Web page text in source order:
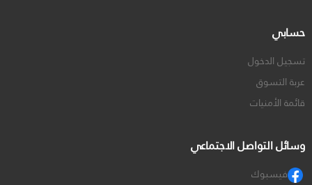
حسابي
تسجيل الدخول
عربة التسوق
قائمة الأمنيات
وسائل التواصل الاجتماعي
فيسبوك